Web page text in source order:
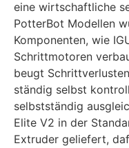
eine wirtschaftliche
PotterBot Modellen
Komponenten, wie
Schrittmotoren
beugt
ständig selbst
selbstständig
Elite V2 in der
Extruder geliefert,